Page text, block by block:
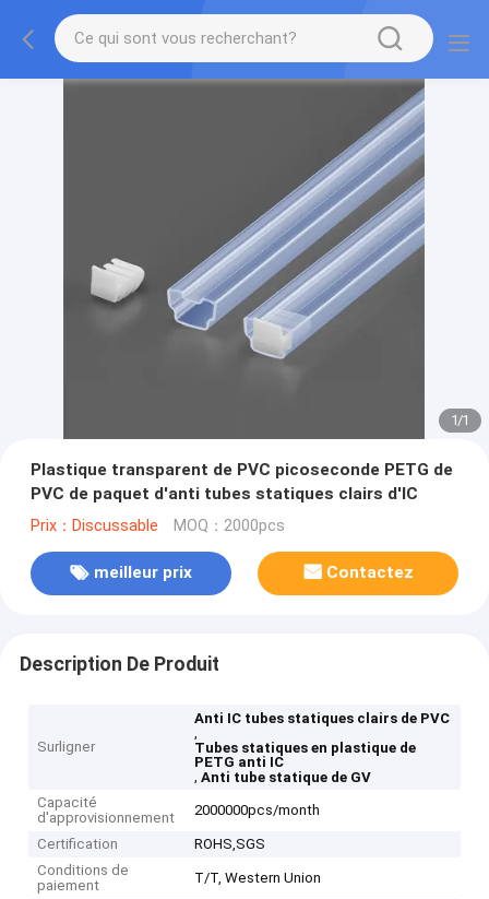
1/1
Plastique transparent de PVC picoseconde PETG de
PVC de paquet d'anti tubes statiques clairs d'IC
Prix：Discussable MOQ：2000pcs
meilleur prix Contactez
Description De Produit
Surligner
Anti IC tubes statiques clairs de PVC
,
Tubes statiques en plastique de
PETG anti IC
,Anti tube statique de GV
Capacité
d'approvisionnement
2000000pcs/month
Certification
ROHS,SGS
Conditions de
paiement
T/T, Western Union